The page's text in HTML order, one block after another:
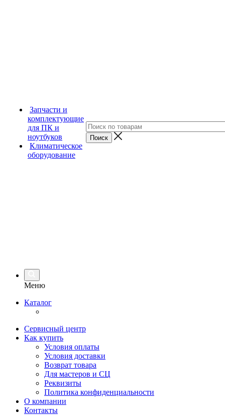
Запчасти и
комплектующие
для ПК и
ноутбуков
Климатическое
оборудование
Меню
Каталог
Сервисный центр
Как купить
Условия оплаты
Условия доставки
Возврат товара
Для мастеров и СЦ
Реквизиты
Политика конфиденциальности
О компании
Контакты